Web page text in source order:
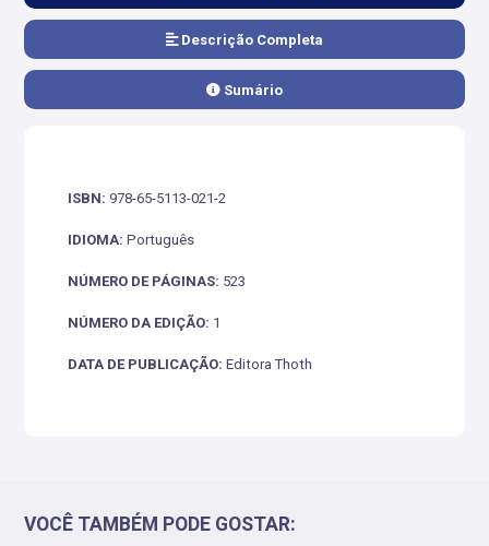
Descrição Completa
Sumário
ISBN: 978-65-5113-021-2
IDIOMA: Português
NÚMERO DE PÁGINAS: 523
NÚMERO DA EDIÇÃO: 1
DATA DE PUBLICAÇÃO: Editora Thoth
VOCÊ TAMBÉM PODE GOSTAR: